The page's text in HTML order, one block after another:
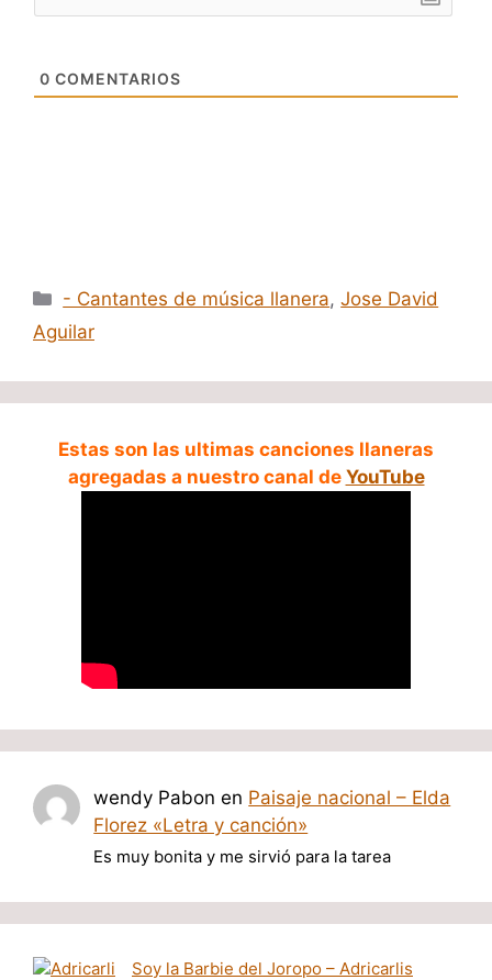
0 COMENTARIOS
Categorías
- Cantantes de música llanera,Jose David
Aguilar
Estas son las ultimas canciones llaneras
agregadas a nuestro canal de YouTube
wendy Pabon en Paisaje nacional – Elda
Florez «Letra y canción»
Es muy bonita y me sirvió para la tarea
Soy la Barbie del Joropo – Adricarlis